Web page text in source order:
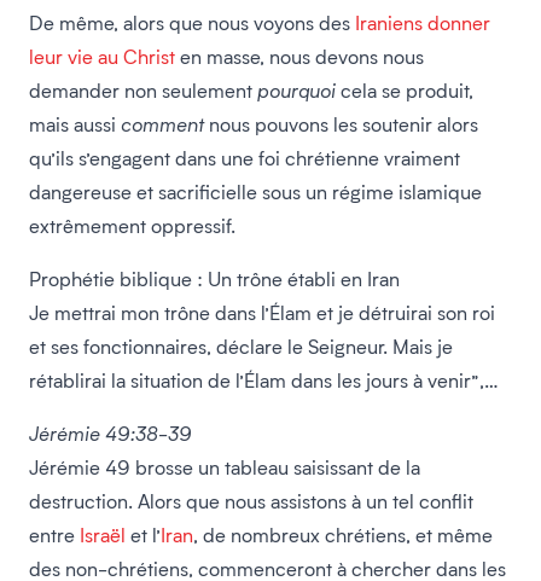
De même, alors que nous voyons des Iraniens donner
leur vie au Christen masse, nous devons nous
demander non seulementpourquoicela se produit,
mais aussi commentnous pouvons les soutenir alors
qu’ils s’engagent dans une foi chrétienne vraiment
dangereuse et sacrificielle sous un régime islamique
extrêmement oppressif.
Prophétie biblique : Un trône établi en Iran
Je mettrai mon trône dans l’Élam et je détruirai son roi
et ses fonctionnaires, déclare le Seigneur. Mais je
rétablirai la situation de l’Élam dans les jours à venir”,…
Jérémie 49:38-39
Jérémie 49 brosse un tableau saisissant de la
destruction. Alors que nous assistons à un tel conflit
entre Israël et l’Iran, de nombreux chrétiens, et même
des non-chrétiens, commenceront à chercher dans les